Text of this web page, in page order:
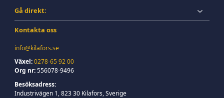
Gå direkt:
Kontakta oss
info@kilafors.se
Växel:0278-65 92 00
Org nr:556078-9496
Besöksadress:
Industrivägen 1, 823 30 Kilafors, Sverige